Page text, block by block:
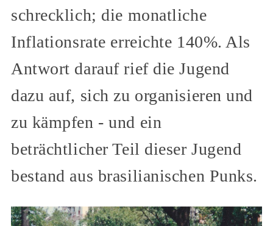
schrecklich; die monatliche
Inflationsrate erreichte 140%. Als
Antwort darauf rief die Jugend
dazu auf, sich zu organisieren und
zu kämpfen - und ein
beträchtlicher Teil dieser Jugend
bestand aus brasilianischen Punks.